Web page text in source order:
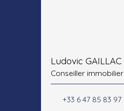
Ludovic GAILLAC
Conseiller immobilier
+33 6 47 85 83 97